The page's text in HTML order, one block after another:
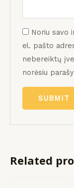
Noriu savo
el. pašto
nebereiktų
norėsiu
Related